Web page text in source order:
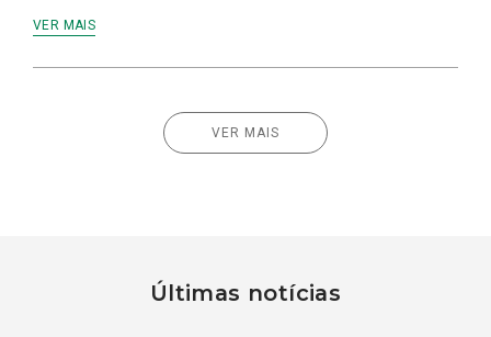
VER MAIS
VER MAIS
Últimas notícias